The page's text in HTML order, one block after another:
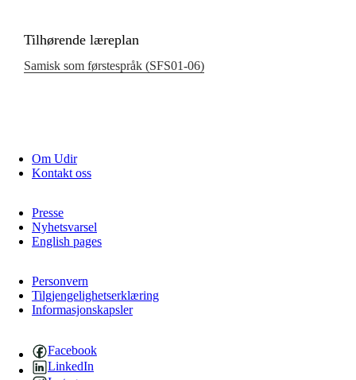
Tilhørende læreplan
Samisk som førstespråk (SFS01‑06)
Om Udir
Kontakt oss
Presse
Nyhetsvarsel
English pages
Personvern
Tilgjengelighetserklæring
Informasjonskapsler
Facebook
LinkedIn